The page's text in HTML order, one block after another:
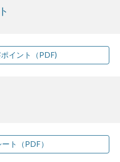
イント（PDF)
ト（PDF）